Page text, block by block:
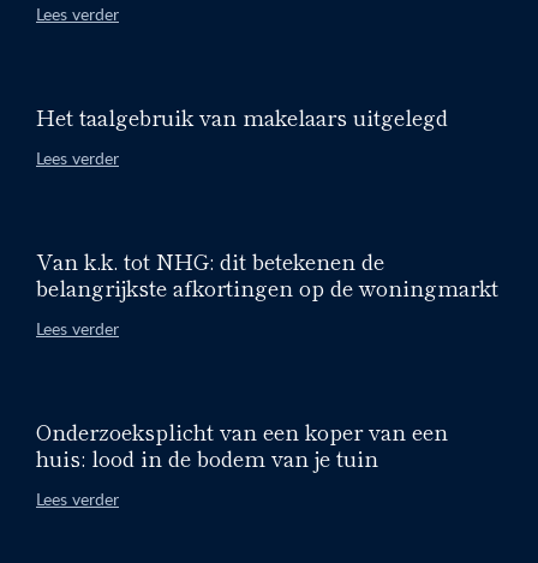
Lees verder
Het taalgebruik van makelaars uitgelegd
Lees verder
Van k.k. tot NHG: dit betekenen de
belangrijkste afkortingen op de woningmarkt
Lees verder
Onderzoeksplicht van een koper van een
huis: lood in de bodem van je tuin
Lees verder